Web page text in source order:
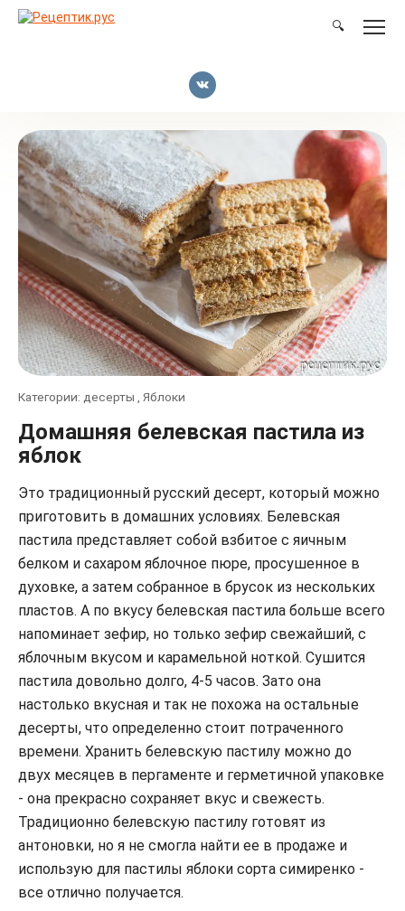
Перейти
🔍
Категории: десерты , Яблоки
Домашняя белевская пастила из
яблок
Это традиционный русский десерт, который можно
приготовить в домашних условиях. Белевская
пастила представляет собой взбитое с яичным
белком и сахаром яблочное пюре, просушенное в
духовке, а затем собранное в брусок из нескольких
пластов. А по вкусу белевская пастила больше всего
напоминает зефир, но только зефир свежайший, с
яблочным вкусом и карамельной ноткой. Сушится
пастила довольно долго, 4-5 часов. Зато она
настолько вкусная и так не похожа на остальные
десерты, что определенно стоит потраченного
времени. Хранить белевскую пастилу можно до
двух месяцев в пергаменте и герметичной упаковке
- она прекрасно сохраняет вкус и свежесть.
Традиционно белевскую пастилу готовят из
антоновки, но я не смогла найти ее в продаже и
использую для пастилы яблоки сорта симиренко -
все отлично получается.